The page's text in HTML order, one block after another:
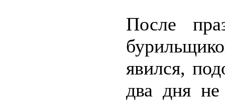
После
явился,
два дня не